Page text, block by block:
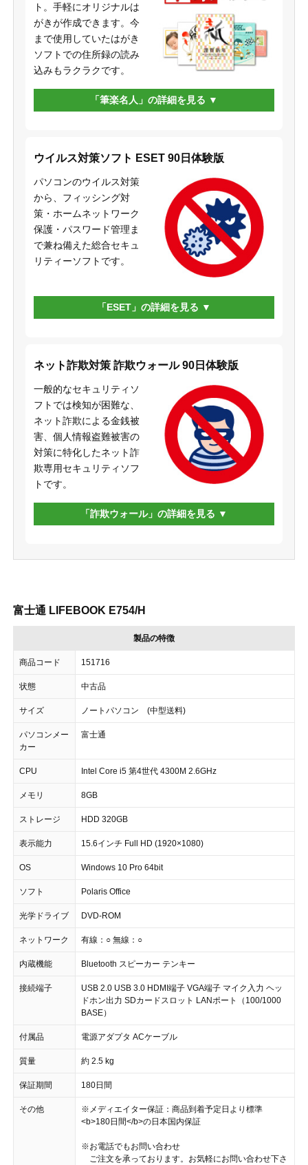
ト。手軽にオリジナルは
がきが作成できます。今
まで使用していたはがき
ソフトでの住所録の読み
込みもラクラクです。
「筆楽名人」の詳細を見る
ウイルス対策ソフト ESET 90日体験版
パソコンのウイルス対策
から、フィッシング対
策・ホームネットワーク
保護・パスワード管理ま
で兼ね備えた総合セキュ
リティーソフトです。
「ESET」の詳細を見る
ネット詐欺対策 詐欺ウォール 90日体験版
一般的なセキュリティソ
フトでは検知が困難な、
ネット詐欺による金銭被
害、個人情報盗難被害の
対策に特化したネット詐
欺専用セキュリティソフ
トです。
「詐欺ウォール」の詳細を見る
富士通 LIFEBOOK E754/H
製品の特徴
商品コード 151716
状態 中古品
サイズ ノートパソコン (中型送料)
パソコンメー
カー
富士通
CPU Intel Core i5 第4世代 4300M 2.6GHz
メモリ 8GB
ストレージ HDD 320GB
表示能力 15.6インチ Full HD (1920×1080)
OS Windows 10 Pro 64bit
ソフト Polaris Office
光学ドライブ DVD-ROM
ネットワーク 有線：○ 無線：○
内蔵機能 Bluetooth スピーカー テンキー
接続端子
USB 2.0 USB 3.0 HDMI端子 VGA端子 マイク入力 ヘッ
ドホン出力 SDカードスロット LANポート（100/1000
BASE）
付属品 電源アダプタ ACケーブル
質量 約 2.5 kg
保証期間 180日間
その他
※メディエイター保証：商品到着予定日より標準
<b>180日間</b>の日本国内保証
※お電話でもお問い合わせ
ご注文を承っております。お気軽にお問い合わせ下さ